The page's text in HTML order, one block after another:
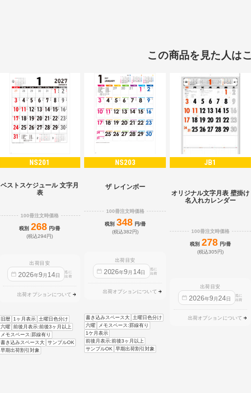
この商品を見た人は
NS201
ベストスケジュール 文字月
表
100冊注文時価格
税別 268 円/冊
(税込294円)
出荷目安
2026年9 月 14日
迄に
出荷
出荷オプションについて
旧暦 1ヶ月表示
土曜日色分け
六曜 前後月表示:前後3ヶ月以上
メモスペース:罫線有り
書き込みスペース大 サンプルOK
早期出荷割引対象
NS203
ザ レインボー
100冊注文時価格
税別 348 円/冊
(税込382円)
出荷目安
2026年9 月 14日
迄に
出荷
出荷オプションについて
書き込みスペース大
土曜日色分け
六曜
メモスペース:罫線有り
1ケ月表示
前後月表示:前後3ヶ月以上
サンプルOK
早期出荷割引対象
JB1
オリジナル文字月表 壁掛け
名入れカレンダー
100冊注文時価格
税別 278 円/冊
(税込305円)
出荷目安
2026年9 月 24日
迄に
出荷
出荷オプションについて